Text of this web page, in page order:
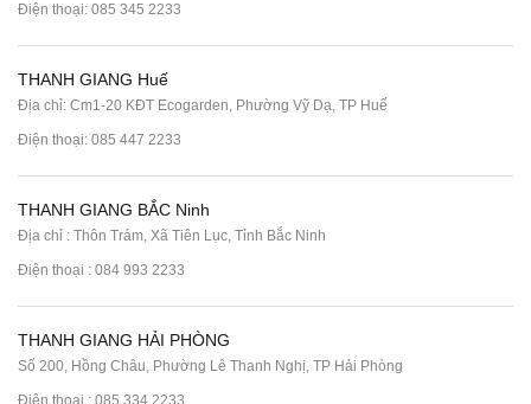
Điện thoại: 085 345 2233
THANH GIANG Huế
Địa chỉ: Cm1-20 KĐT Ecogarden, Phường Vỹ Dạ, TP Huế
Điện thoại: 085 447 2233
THANH GIANG BẮC Ninh
Địa chỉ : Thôn Trám, Xã Tiên Lục, Tỉnh Bắc Ninh
Điện thoại : 084 993 2233
THANH GIANG HẢI PHÒNG
Số 200, Hồng Châu, Phường Lê Thanh Nghị, TP Hải Phòng